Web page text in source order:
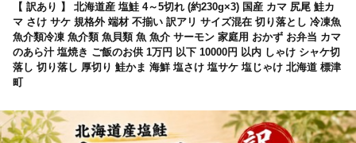
【 訳あり 】 北海道産 塩鮭 4～5切れ (約230g×3) 国産 カマ 尻尾 鮭カ
マ さけ サケ 規格外 端材 不揃い 訳アリ サイズ混在 切り落とし 冷凍魚
魚介類冷凍 魚介類 魚貝類 魚 魚介 サーモン 家庭用 おかず お弁当 カマ
のあら汁 塩焼き ご飯のお供 1万円 以下 10000円 以内 しゃけ シャケ切
落し 切り落し 厚切り 鮭かま 海鮮 塩さけ 塩サケ 塩じゃけ 北海道 標津
町